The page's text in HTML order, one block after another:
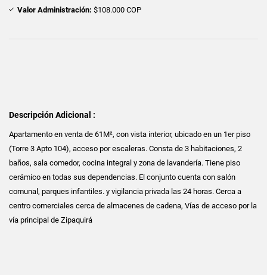
Valor Administración: $108.000 COP
Descripción Adicional :
Apartamento en venta de 61M², con vista interior, ubicado en un 1er piso
(Torre 3 Apto 104), acceso por escaleras. Consta de 3 habitaciones, 2
baños, sala comedor, cocina integral y zona de lavandería. Tiene piso
cerámico en todas sus dependencias. El conjunto cuenta con salón
comunal, parques infantiles. y vigilancia privada las 24 horas. Cerca a
centro comerciales cerca de almacenes de cadena, Vías de acceso por la
vía principal de Zipaquirá